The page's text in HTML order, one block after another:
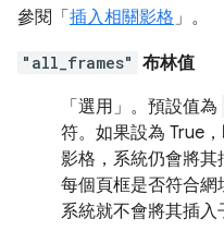
參閱「 插入相關影格」。
"all_frames" 布林值
「選用」 。預設值為
符。如果設為 True
影格，系統仍會將
每個頁框是否符合網
系統就不會將其插入